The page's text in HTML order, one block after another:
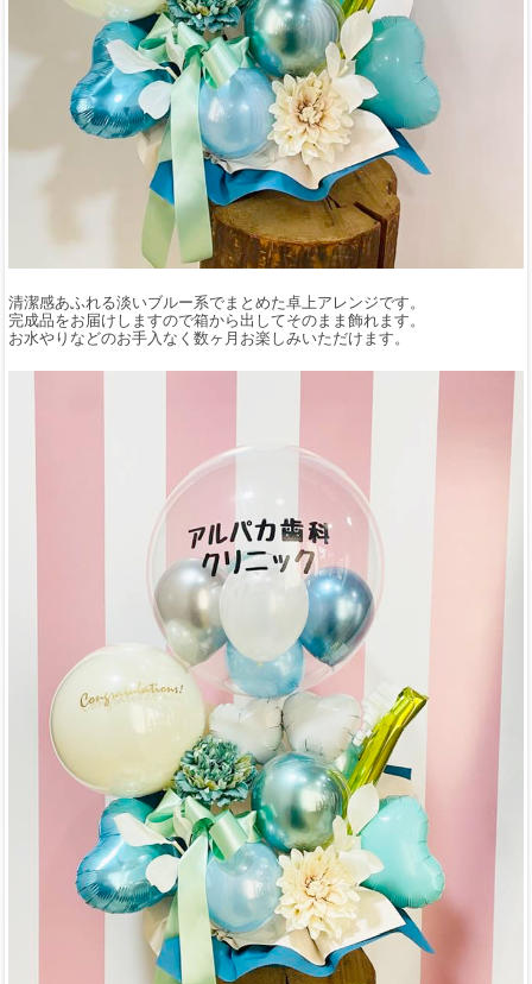
清潔感あふれる淡いブルー系でまとめた卓上アレンジです。
完成品をお届けしますので箱から出してそのまま飾れます。
お水やりなどのお手入なく数ヶ月お楽しみいただけます。